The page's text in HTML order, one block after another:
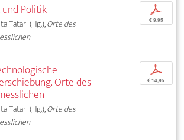
Politik
Tatari (Hg.),Orte des
p
€ 9,95
Orte des
Tatari (Hg.),Orte des
p
€ 14,95